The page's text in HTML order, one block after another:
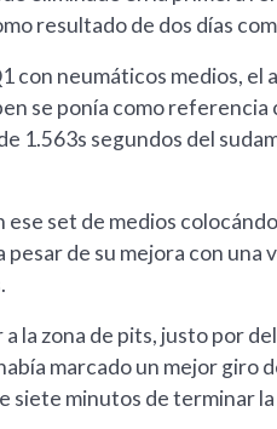
resultado de dos días
con neumáticos medios,
se ponía como referencia
1.563s segundos del
set de medios
de su mejora con una
la zona de pits, justo por
marcado un mejor giro
siete minutos de terminar